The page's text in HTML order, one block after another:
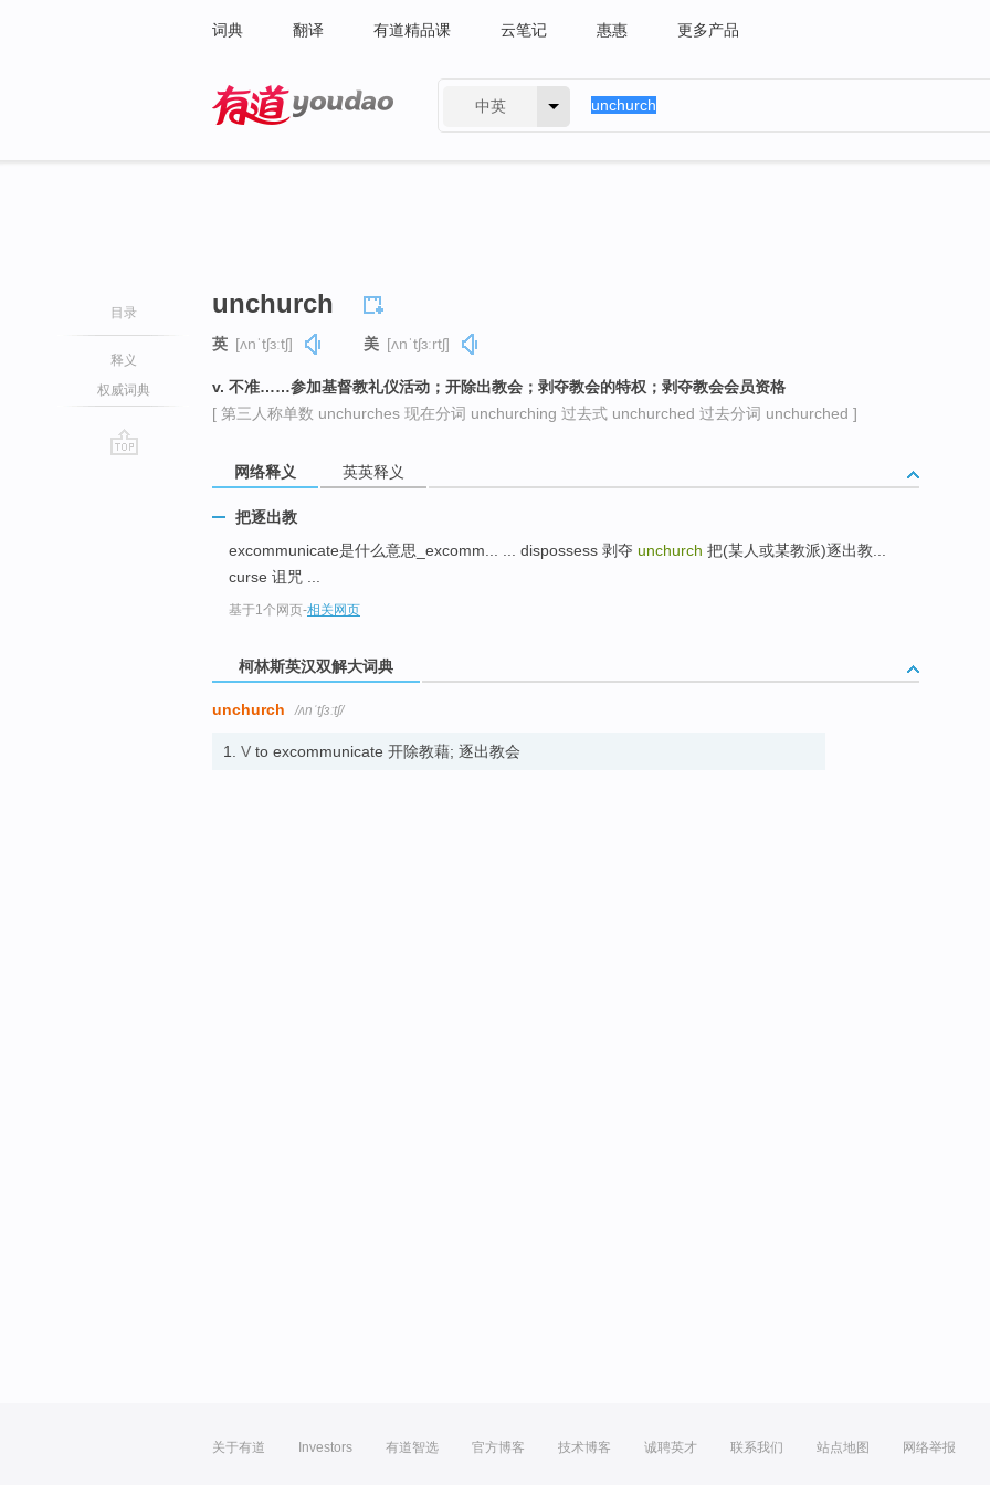
词典 翻译 有道精品课 云笔记 惠惠 更多产品
中英
目录
释义
权威词典
unchurch
英 [ʌnˈtʃɜːtʃ] 美 [ʌnˈtʃɜːrtʃ]
v. 不准……参加基督教礼仪活动；开除出教会；剥夺教会的特权；剥夺教会会员资格
[ 第三人称单数 unchurches 现在分词 unchurching 过去式 unchurched 过去分词 unchurched ]
网络释义 英英释义
把逐出教
excommunicate是什么意思_excomm... ... dispossess 剥夺 unchurch 把(某人或某教派)逐出教...
curse 诅咒 ...
基于1个网页-相关网页
柯林斯英汉双解大词典
unchurch /ʌnˈtʃɜːtʃ/
1. V to excommunicate 开除教藉; 逐出教会
关于有道 Investors 有道智选 官方博客 技术博客 诚聘英才 联系我们 站点地图 网络举报